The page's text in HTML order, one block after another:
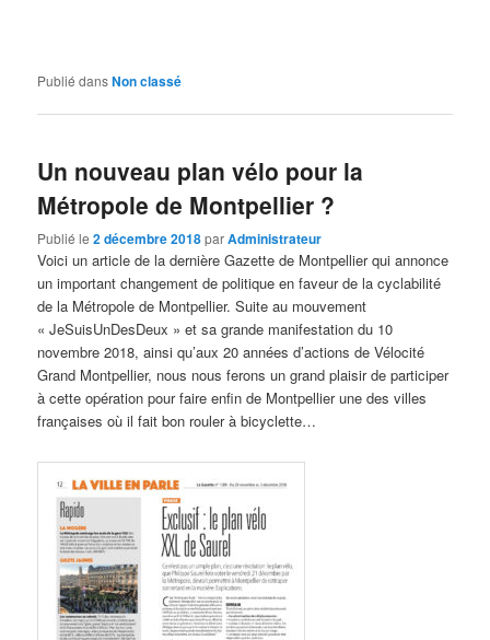
Publié dansNon classé
Un nouveau plan vélo pour la
Métropole de Montpellier ?
Publié le2 décembre 2018parAdministrateur
Voici un article de la dernière Gazette de Montpellier qui annonce
un important changement de politique en faveur de la cyclabilité
de la Métropole de Montpellier. Suite au mouvement
« JeSuisUnDesDeux » et sa grande manifestation du 10
novembre 2018, ainsi qu’aux 20 années d’actions de Vélocité
Grand Montpellier, nous nous ferons un grand plaisir de participer
à cette opération pour faire enfin de Montpellier une des villes
françaises où il fait bon rouler à bicyclette…